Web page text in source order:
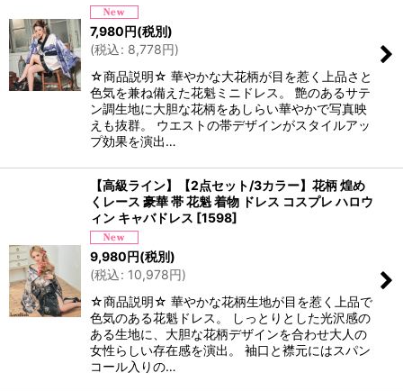
7,980円(税別)
(税込: 8,778円)
☆商品説明☆ 華やかな大花柄が目を惹く上品さと
色気を兼ね備えた花魁ミニドレス。 艶のあるサテ
ン調生地に大胆な花柄をあしらい華やかで写真映
えも抜群。 ウエストの帯デザインがスタイルアッ
プ効果を演出…
【高級ライン】【2点セット/3カラー】花柄 煌め
くレース 豪華 帯 花魁 着物 ドレス コスプレ ハロウ
ィン キャバドレス [1598]
9,980円(税別)
(税込: 10,978円)
☆商品説明☆ 華やかな花柄生地が目を惹く上品で
色気のある花魁ドレス。 しっとりとした光沢感の
ある生地に、大胆な花柄デザインを合わせ大人の
女性らしい存在感を演出。 袖口と襟元にはスパン
コール入りの…